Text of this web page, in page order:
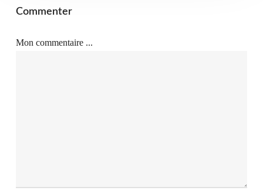
Commenter
Mon commentaire ...